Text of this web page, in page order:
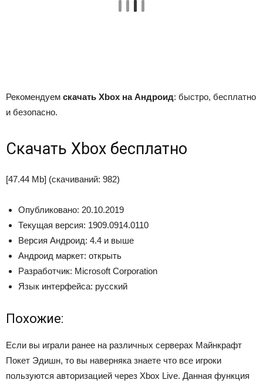
Рекомендуем скачать Xbox на Андроид: быстро, бесплатно
и безопасно.
Скачать Xbox бесплатно
[47.44 Mb] (cкачиваний: 982)
Опубликовано: 20.10.2019
Текущая версия: 1909.0914.0110
Версия Андроид: 4.4 и выше
Андроид маркет: открыть
Разработчик: Microsoft Corporation
Язык интерфейса: русский
Похожие:
Если вы играли ранее на различных серверах Майнкрафт
Покет Эдишн, то вы наверняка знаете что все игроки
пользуются авторизацией через Xbox Live. Данная функция